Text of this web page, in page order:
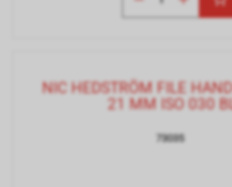
NIC HEDSTRÖM FILE
21 MM ISO 030
73035